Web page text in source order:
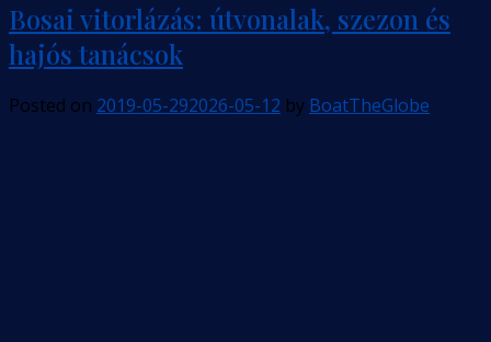
Bosai vitorlázás: útvonalak, szezon és
hajós tanácsok
Posted on 2019-05-292026-05-12 by BoatTheGlobe